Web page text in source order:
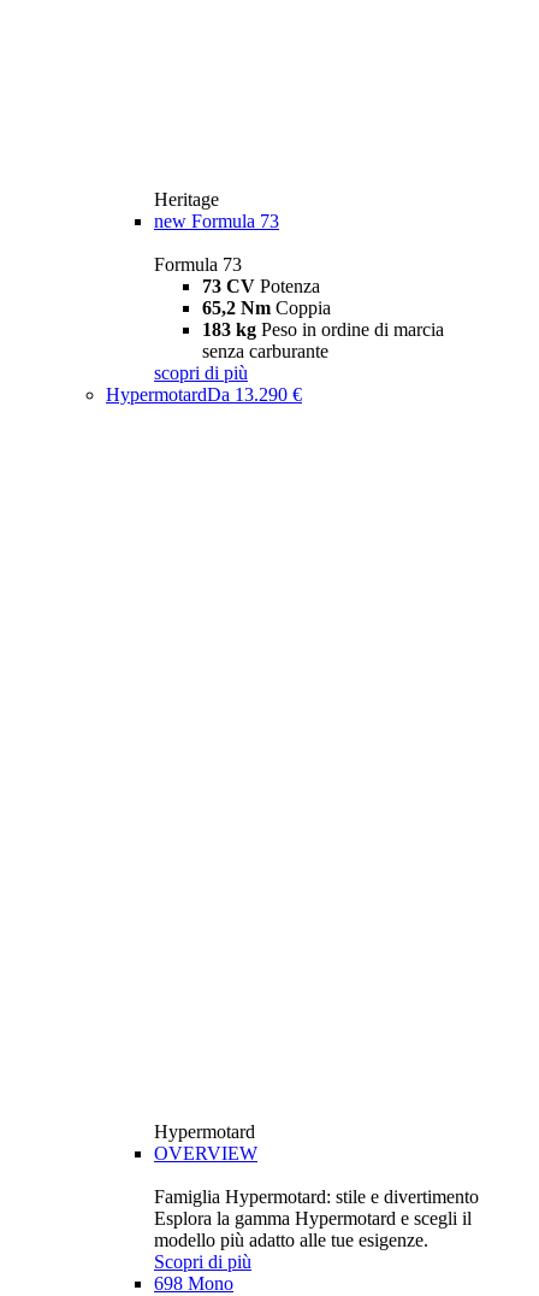
Heritage
new Formula 73
Formula 73
73 CV Potenza
65,2 Nm Coppia
183 kg Peso in ordine di marcia
senza carburante
scopri di più
HypermotardDa 13.290 €
Hypermotard
OVERVIEW
Famiglia Hypermotard: stile e divertimento
Esplora la gamma Hypermotard e scegli il
modello più adatto alle tue esigenze.
Scopri di più
698 Mono